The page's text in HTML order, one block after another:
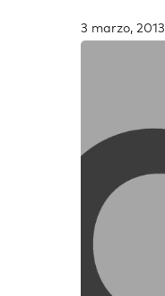
3 marzo, 2013